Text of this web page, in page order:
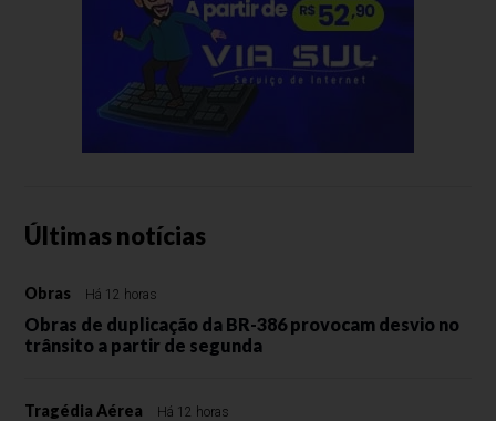
Últimas notícias
Obras Há 12 horas
Obras de duplicação da BR-386 provocam desvio no
trânsito a partir de segunda
Tragédia Aérea Há 12 horas